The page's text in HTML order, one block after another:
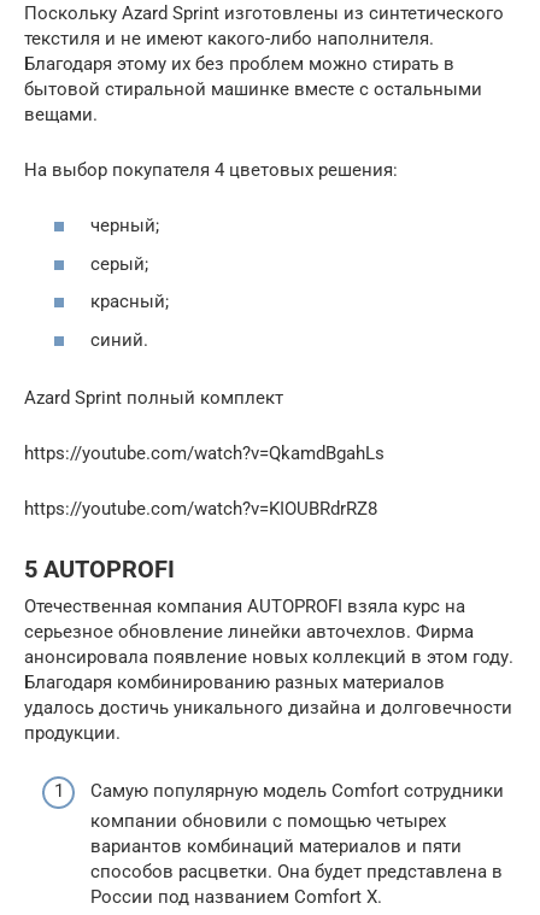
Поскольку Azard Sprint изготовлены из синтетического
текстиля и не имеют какого-либо наполнителя.
Благодаря этому их без проблем можно стирать в
бытовой стиральной машинке вместе с остальными
вещами.
На выбор покупателя 4 цветовых решения:
черный;
серый;
красный;
синий.
Azard Sprint полный комплект
https://youtube.com/watch?v=QkamdBgahLs
https://youtube.com/watch?v=KIOUBRdrRZ8
5 AUTOPROFI
Отечественная компания AUTOPROFI взяла курс на
серьезное обновление линейки авточехлов. Фирма
анонсировала появление новых коллекций в этом году.
Благодаря комбинированию разных материалов
удалось достичь уникального дизайна и долговечности
продукции.
Самую популярную модель Comfort сотрудники
компании обновили с помощью четырех
вариантов комбинаций материалов и пяти
способов расцветки. Она будет представлена в
России под названием Comfort X.